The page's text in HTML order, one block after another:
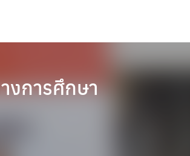
งการศึกษา